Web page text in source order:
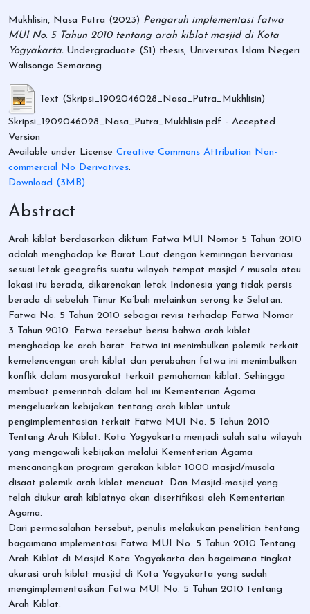
Mukhlisin, Nasa Putra (2023) Pengaruh implementasi fatwa
MUI No. 5 Tahun 2010 tentang arah kiblat masjid di Kota
Yogyakarta. Undergraduate (S1) thesis, Universitas Islam Negeri
Walisongo Semarang.
Text (Skripsi_1902046028_Nasa_Putra_Mukhlisin)
Skripsi_1902046028_Nasa_Putra_Mukhlisin.pdf - Accepted
Version
Available under License Creative Commons Attribution Non-
commercial No Derivatives.
Download (3MB)
Abstract
Arah kiblat berdasarkan diktum Fatwa MUI Nomor 5 Tahun 2010
adalah menghadap ke Barat Laut dengan kemiringan bervariasi
sesuai letak geografis suatu wilayah tempat masjid / musala atau
lokasi itu berada, dikarenakan letak Indonesia yang tidak persis
berada di sebelah Timur Ka’bah melainkan serong ke Selatan.
Fatwa No. 5 Tahun 2010 sebagai revisi terhadap Fatwa Nomor
3 Tahun 2010. Fatwa tersebut berisi bahwa arah kiblat
menghadap ke arah barat. Fatwa ini menimbulkan polemik terkait
kemelencengan arah kiblat dan perubahan fatwa ini menimbulkan
konflik dalam masyarakat terkait pemahaman kiblat. Sehingga
membuat pemerintah dalam hal ini Kementerian Agama
mengeluarkan kebijakan tentang arah kiblat untuk
pengimplementasian terkait Fatwa MUI No. 5 Tahun 2010
Tentang Arah Kiblat. Kota Yogyakarta menjadi salah satu wilayah
yang mengawali kebijakan melalui Kementerian Agama
mencanangkan program gerakan kiblat 1000 masjid/musala
disaat polemik arah kiblat mencuat. Dan Masjid-masjid yang
telah diukur arah kiblatnya akan disertifikasi oleh Kementerian
Agama.
Dari permasalahan tersebut, penulis melakukan penelitian tentang
bagaimana implementasi Fatwa MUI No. 5 Tahun 2010 Tentang
Arah Kiblat di Masjid Kota Yogyakarta dan bagaimana tingkat
akurasi arah kiblat masjid di Kota Yogyakarta yang sudah
mengimplementasikan Fatwa MUI No. 5 Tahun 2010 tentang
Arah Kiblat.